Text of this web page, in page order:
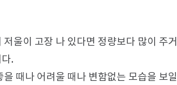
저울이 고장 나 있다면 정량보다 많이 주
.
을 때나 어려울 때나 변함없는 모습을 보